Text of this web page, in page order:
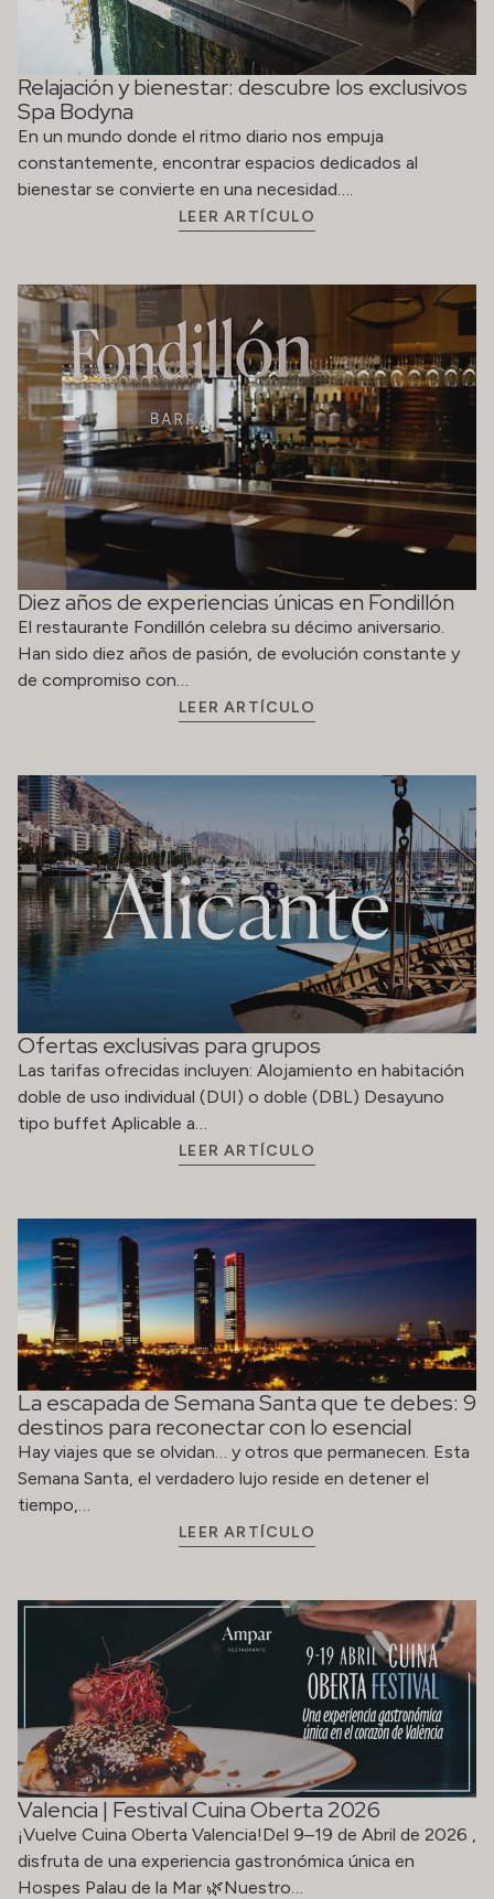
Relajación y bienestar: descubre los exclusivos
Spa Bodyna
En un mundo donde el ritmo diario nos empuja
constantemente, encontrar espacios dedicados al
bienestar se convierte en una necesidad….
LEER ARTÍCULO
Diez años de experiencias únicas en Fondillón
El restaurante Fondillón celebra su décimo aniversario.
Han sido diez años de pasión, de evolución constante y
de compromiso con…
LEER ARTÍCULO
Ofertas exclusivas para grupos
Las tarifas ofrecidas incluyen: Alojamiento en habitación
doble de uso individual (DUI) o doble (DBL) Desayuno
tipo buffet Aplicable a…
LEER ARTÍCULO
La escapada de Semana Santa que te debes: 9
destinos para reconectar con lo esencial
Hay viajes que se olvidan… y otros que permanecen. Esta
Semana Santa, el verdadero lujo reside en detener el
tiempo,…
LEER ARTÍCULO
Valencia | Festival Cuina Oberta 2026
¡Vuelve Cuina Oberta Valencia!Del 9–19 de Abril de 2026 ,
disfruta de una experiencia gastronómica única en
Hospes Palau de la Mar 🌿Nuestro…